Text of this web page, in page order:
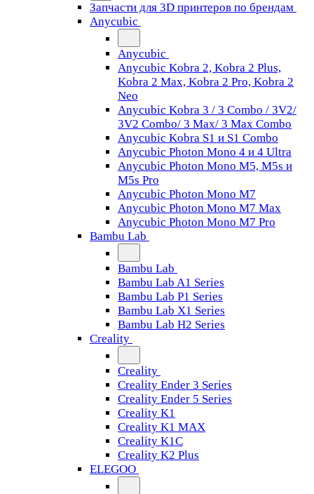
Запчасти для 3D принтеров по брендам
Anycubic
Anycubic
Anycubic Kobra 2, Kobra 2 Plus,
Kobra 2 Max, Kobra 2 Pro, Kobra 2
Neo
Anycubic Kobra 3 / 3 Combo / 3V2/
3V2 Combo/ 3 Max/ 3 Max Combo
Anycubic Kobra S1 и S1 Combo
Anycubic Photon Mono 4 и 4 Ultra
Anycubic Photon Mono M5, M5s и
M5s Pro
Anycubic Photon Mono M7
Anycubic Photon Mono M7 Max
Anycubic Photon Mono M7 Pro
Bambu Lab
Bambu Lab
Bambu Lab A1 Series
Bambu Lab P1 Series
Bambu Lab X1 Series
Bambu Lab H2 Series
Creality
Creality
Creality Ender 3 Series
Creality Ender 5 Series
Creality K1
Creality K1 MAX
Creality K1C
Creality K2 Plus
ELEGOO